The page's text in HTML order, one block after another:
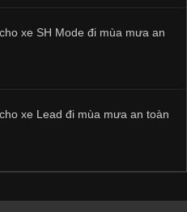
xe SH Mode đi mùa mưa an
xe Lead đi mùa mưa an toàn